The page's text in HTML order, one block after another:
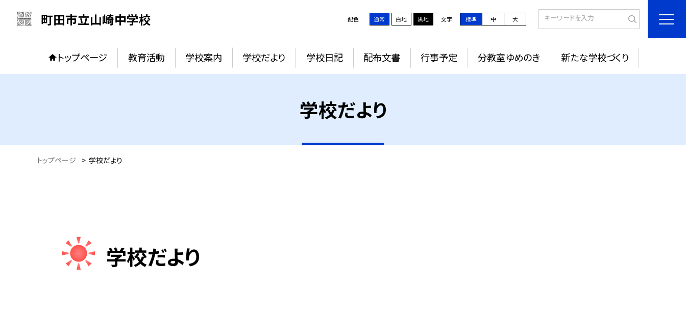
町田市立山崎中学校 配色 通常 白地 黒地 文字 標準 中 大
トップページ 教育活動 学校案内 学校だより 学校日記 配布文書 行事予定 分教室ゆめのき 新たな学校づくり
学校だより
トップページ > 学校だより
学校だより